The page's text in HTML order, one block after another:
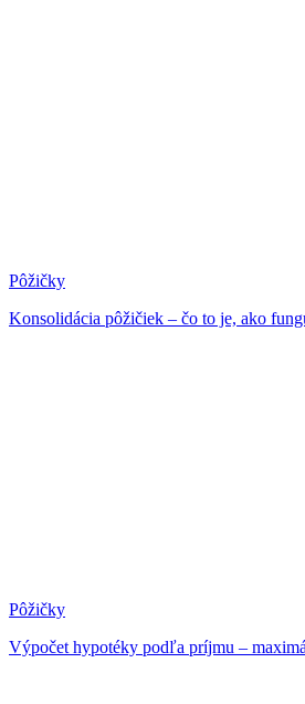
Pôžičky
Konsolidácia pôžičiek – čo to je, ako
Pôžičky
Výpočet hypotéky podľa príjmu –